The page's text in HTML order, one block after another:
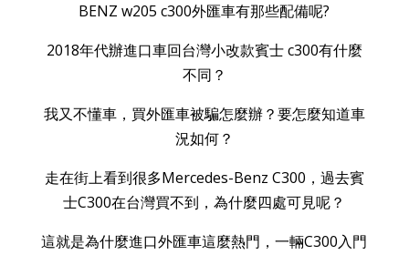
BENZ w205 c300外匯車有那些配備呢?
2018年代辦進口車回台灣小改款賓士 c300有什麼
不同？
我又不懂車，買外匯車被騙怎麼辦？要怎麼知道車
況如何？
走在街上看到很多Mercedes-Benz C300，過去賓
士C300在台灣買不到，為什麼四處可見呢？
這就是為什麼進口外匯車這麼熱門，一輛C300入門